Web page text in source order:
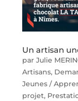
Un artisan
par Julie
Artisans,
Jeunes /
projet,